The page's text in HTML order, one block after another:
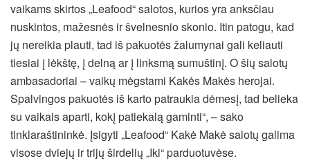
vaikams skirtos „Leafood“ salotos, kurios yra anksčiau
nuskintos, mažesnės ir švelnesnio skonio. Itin patogu, kad
jų nereikia plauti, tad iš pakuotės žalumynai gali keliauti
tiesiai į lėkštę, į delną ar į linksmą sumuštinį. O šių salotų
ambasadoriai – vaikų mėgstami Kakės Makės herojai.
Spalvingos pakuotės iš karto patraukia dėmesį, tad belieka
su vaikais aparti, kokį patiekalą gaminti“, – sako
tinklaraštininkė. Įsigyti „Leafood“ Kakė Makė salotų galima
visose dviejų ir trijų širdelių „Iki“ parduotuvėse.